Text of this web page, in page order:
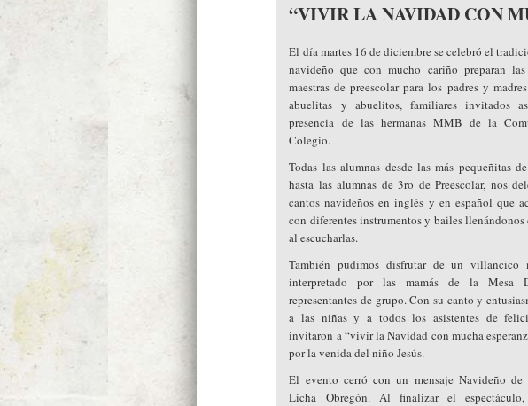
“VIVIR LA NAVIDAD CON
El día martes 16 de diciembre se celebró el
navideño que con mucho cariño preparan
maestras de preescolar para los padres y
abuelitas y abuelitos, familiares invitados
presencia de las hermanas MMB de la
Colegio.
Todas las alumnas desde las más pequeñitas
hasta las alumnas de 3ro de Preescolar, nos
cantos navideños en inglés y en español que
con diferentes instrumentos y bailes llenándonos
al escucharlas.
También pudimos disfrutar de un villancico
interpretado por las mamás de la Mesa
representantes de grupo. Con su canto y
a las niñas y a todos los asistentes de
invitaron a “vivir la Navidad con mucha
por la venida del niño Jesús.
El evento cerró con un mensaje Navideño de
Licha Obregón. Al finalizar el